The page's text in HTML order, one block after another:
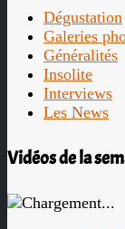
Dégustation
Galeries
Généralités
Insolite
Interviews
Les News
Vidéos de la